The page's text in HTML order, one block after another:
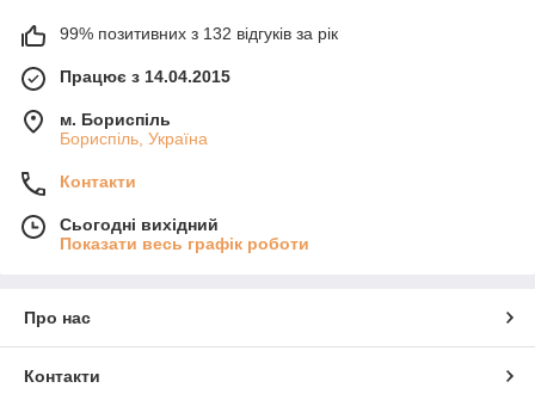
99% позитивних з 132 відгуків за рік
Працює з 14.04.2015
м. Бориспіль
Бориспіль, Україна
Контакти
Сьогодні вихідний
Показати весь графік роботи
Про нас
Контакти